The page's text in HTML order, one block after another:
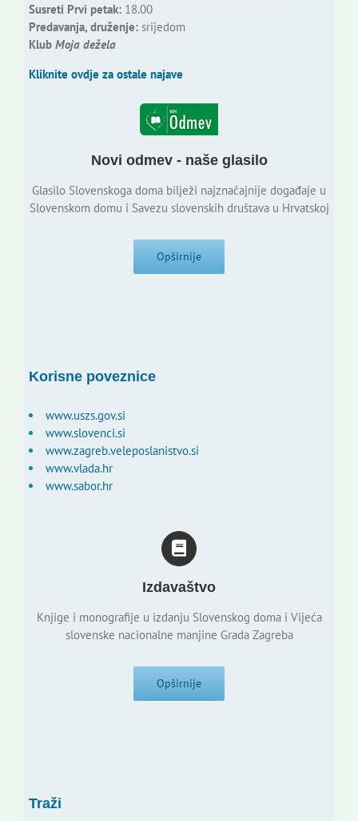
Susreti Prvi petak:18.00
Predavanja, druženje:srijedom
Klub Moja dežela
Kliknite ovdje za ostale najave
Novi odmev - naše glasilo
Glasilo Slovenskoga doma bilježi najznačajnije događaje u
Slovenskom domu i Savezu slovenskih društava u Hrvatskoj
Opširnije
Korisne poveznice
www.uszs.gov.si
www.slovenci.si
www.zagreb.veleposlanistvo.si
www.vlada.hr
www.sabor.hr
Izdavaštvo
Knjige i monografije u izdanju Slovenskog doma i Vijeća
slovenske nacionalne manjine Grada Zagreba
Opširnije
Traži